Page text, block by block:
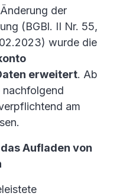
der
(BGBl. II Nr. 55,
wurde die
erweitert. Ab
am
Aufladen von